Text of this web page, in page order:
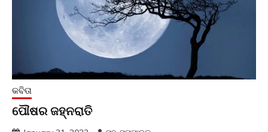
କବିତା
ପୌଷର ଜହ୍ନରାତି